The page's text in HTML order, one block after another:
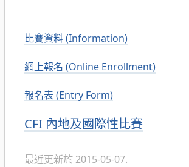
比賽資料 (Information)
網上報名 (Online Enrollment)
報名表 (Entry Form)
分
CFI 內地及國際性比賽
最近更新於 2015-05-07.